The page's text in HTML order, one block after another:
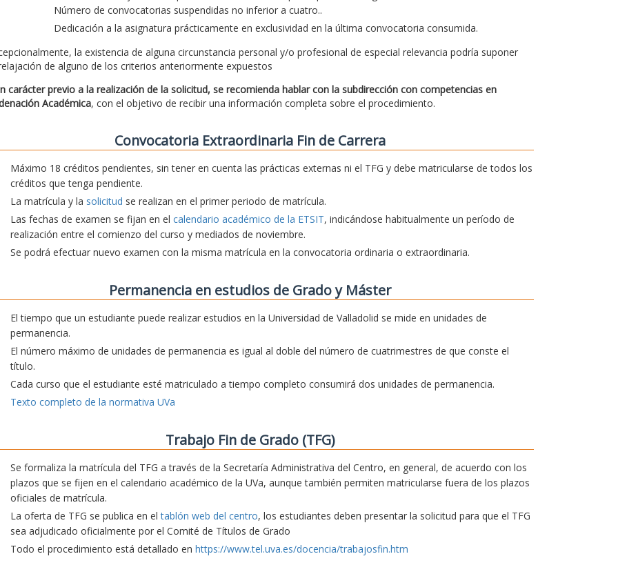
Número de convocatorias suspendidas no inferior a cuatro..
Dedicación a la asignatura prácticamente en exclusividad en la última convocatoria consumida.
la existencia de alguna circunstancia personal y/o profesional de especial relevancia podría suponer
de alguno de los criterios anteriormente expuestos
carácter previo a la realización de la solicitud, se recomienda hablar con la subdirección con competencias en
Académica, con el objetivo de recibir una información completa sobre el procedimiento.
Convocatoria Extraordinaria Fin de Carrera
Máximo 18 créditos pendientes, sin tener en cuenta las prácticas externas ni el TFG y debe matricularse de todos los
créditos que tenga pendiente.
La matrícula y la solicitud se realizan en el primer periodo de matrícula.
Las fechas de examen se fijan en el calendario académico de la ETSIT, indicándose habitualmente un período de
realización entre el comienzo del curso y mediados de noviembre.
Se podrá efectuar nuevo examen con la misma matrícula en la convocatoria ordinaria o extraordinaria.
Permanencia en estudios de Grado y Máster
El tiempo que un estudiante puede realizar estudios en la Universidad de Valladolid se mide en unidades de
permanencia.
El número máximo de unidades de permanencia es igual al doble del número de cuatrimestres de que conste el
título.
Cada curso que el estudiante esté matriculado a tiempo completo consumirá dos unidades de permanencia.
Texto completo de la normativa UVa
Trabajo Fin de Grado (TFG)
Se formaliza la matrícula del TFG a través de la Secretaría Administrativa del Centro, en general, de acuerdo con los
plazos que se fijen en el calendario académico de la UVa, aunque también permiten matricularse fuera de los plazos
oficiales de matrícula.
La oferta de TFG se publica en eltablón web del centro, los estudiantes deben presentar la solicitud para que el TFG
sea adjudicado oficialmente por el Comité de Títulos de Grado
Todo el procedimiento está detallado en https://www.tel.uva.es/docencia/trabajosfin.htm